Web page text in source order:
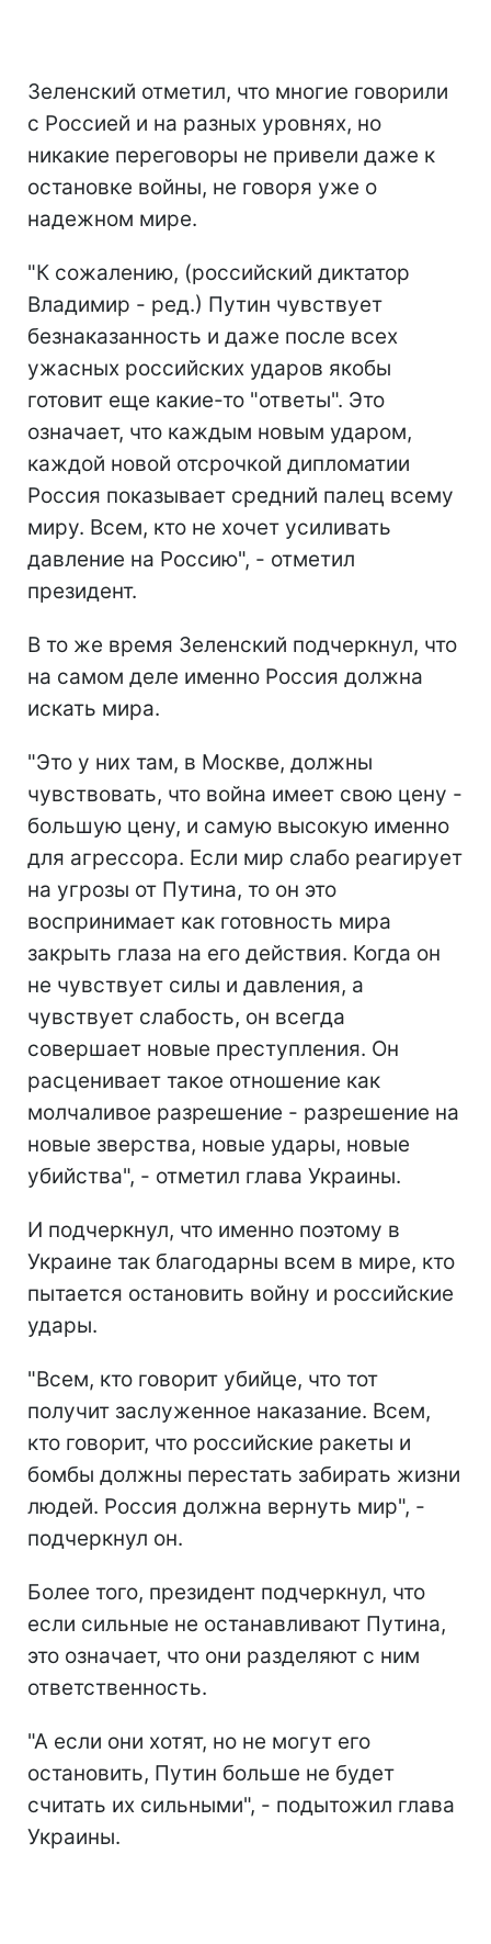
Зеленский отметил, что многие говорили
с Россией и на разных уровнях, но
никакие переговоры не привели даже к
остановке войны, не говоря уже о
надежном мире.
"К сожалению, (российский диктатор
Владимир - ред.) Путин чувствует
безнаказанность и даже после всех
ужасных российских ударов якобы
готовит еще какие-то "ответы". Это
означает, что каждым новым ударом,
каждой новой отсрочкой дипломатии
Россия показывает средний палец всему
миру. Всем, кто не хочет усиливать
давление на Россию", - отметил
президент.
В то же время Зеленский подчеркнул, что
на самом деле именно Россия должна
искать мира.
"Это у них там, в Москве, должны
чувствовать, что война имеет свою цену -
большую цену, и самую высокую именно
для агрессора. Если мир слабо реагирует
на угрозы от Путина, то он это
воспринимает как готовность мира
закрыть глаза на его действия. Когда он
не чувствует силы и давления, а
чувствует слабость, он всегда
совершает новые преступления. Он
расценивает такое отношение как
молчаливое разрешение - разрешение на
новые зверства, новые удары, новые
убийства", - отметил глава Украины.
И подчеркнул, что именно поэтому в
Украине так благодарны всем в мире, кто
пытается остановить войну и российские
удары.
"Всем, кто говорит убийце, что тот
получит заслуженное наказание. Всем,
кто говорит, что российские ракеты и
бомбы должны перестать забирать жизни
людей. Россия должна вернуть мир", -
подчеркнул он.
Более того, президент подчеркнул, что
если сильные не останавливают Путина,
это означает, что они разделяют с ним
ответственность.
"А если они хотят, но не могут его
остановить, Путин больше не будет
считать их сильными", - подытожил глава
Украины.